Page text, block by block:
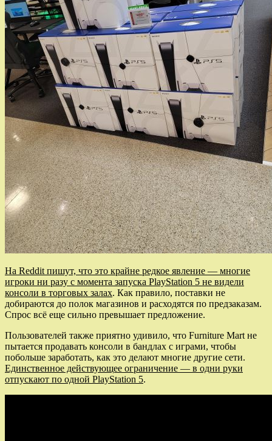
На Reddit пишут, что это крайне редкое явление — многие
игроки ни разу с момента запуска PlayStation 5 не видели
консоли в торговых залах. Как правило, поставки не
добираются до полок магазинов и расходятся по предзаказам.
Спрос всё еще сильно превышает предложение.
Пользователей также приятно удивило, что Furniture Mart не
пытается продавать консоли в бандлах с играми, чтобы
побольше заработать, как это делают многие другие сети.
Единственное действующее ограничение — в одни руки
отпускают по одной PlayStation 5.